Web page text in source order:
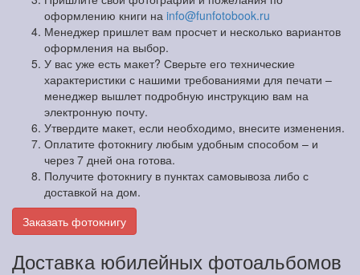
оформлению книги на info@funfotobook.ru
Менеджер пришлет вам просчет и несколько вариантов
оформления на выбор.
У вас уже есть макет? Сверьте его технические
характеристики с нашими требованиями для печати –
менеджер вышлет подробную инструкцию вам на
электронную почту.
Утвердите макет, если необходимо, внесите изменения.
Оплатите фотокнигу любым удобным способом – и
через 7 дней она готова.
Получите фотокнигу в пунктах самовывоза либо с
доставкой на дом.
Заказать фотокнигу
Доставка юбилейных фотоальбомов